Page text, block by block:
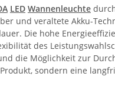
LED Wannenleuchte
und veraltete Akku-
Die hohe
des
die Möglichkeit zur
sondern eine